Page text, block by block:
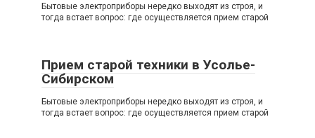
Бытовые электроприборы нередко выходят из строя, и
тогда встает вопрос: где осуществляется прием старой
Прием старой техники в Усолье-
Сибирском
Бытовые электроприборы нередко выходят из строя, и
тогда встает вопрос: где осуществляется прием старой